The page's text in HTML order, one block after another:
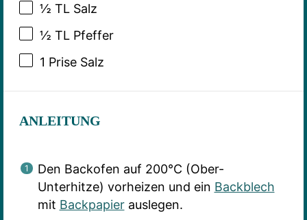
½ TL Salz
½ TL Pfeffer
1 Prise Salz
ANLEITUNG
Den Backofen auf 200°C (Ober-
Unterhitze) vorheizen und ein Backblech
mit Backpapierauslegen.